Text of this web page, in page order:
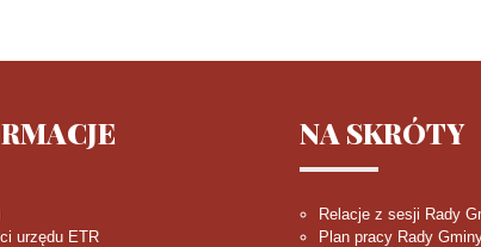
urzędu ETR
NA SKRÓTY
Relacje z sesji Rady
Plan pracy Rady